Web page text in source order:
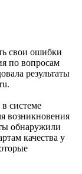
по вопросам
результаты
системе
возникновения
обнаружили
качества у